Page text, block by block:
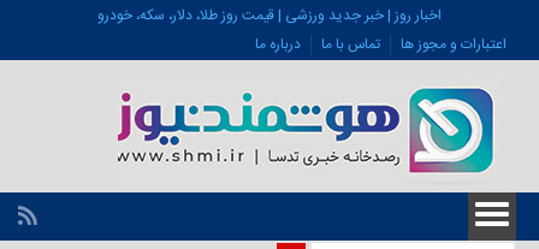
اخبار روز | خبر جدید ورزشی | قیمت روز طلا، دلار، سکه، خودرو
اعتبارات و مجوز ها
تماس با ما درباره ما